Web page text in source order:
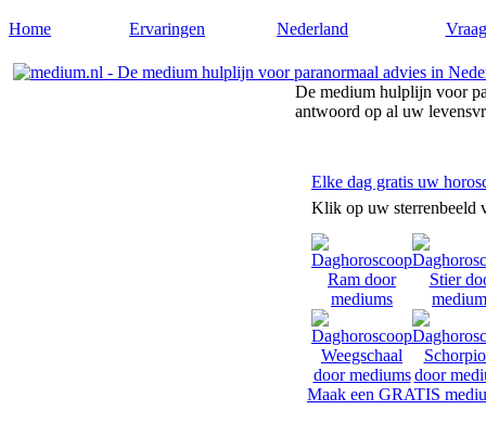
Home Ervaringen Nederland
De medium hulplijn voor
antwoord op al uw
Elke dag gratis uw
Klik op uw sterrenbeeld
Maak een GRATIS